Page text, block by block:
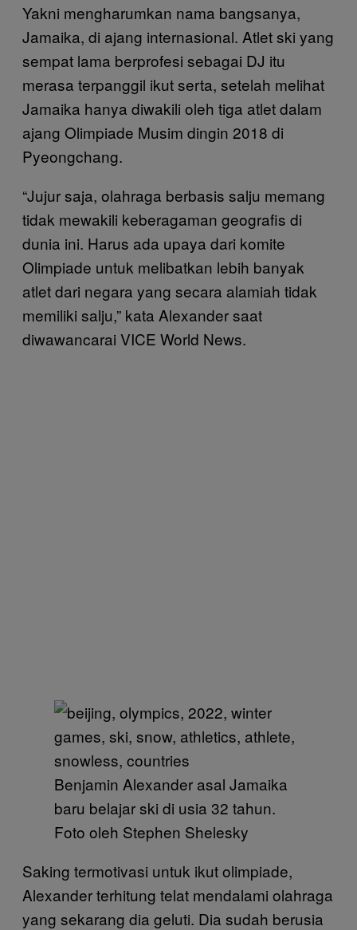
Yakni mengharumkan nama bangsanya,
Jamaika, di ajang internasional. Atlet ski yang
sempat lama berprofesi sebagai DJ itu
merasa terpanggil ikut serta, setelah melihat
Jamaika hanya diwakili oleh tiga atlet dalam
ajang Olimpiade Musim dingin 2018 di
Pyeongchang.
“Jujur saja, olahraga berbasis salju memang
tidak mewakili keberagaman geografis di
dunia ini. Harus ada upaya dari komite
Olimpiade untuk melibatkan lebih banyak
atlet dari negara yang secara alamiah tidak
memiliki salju,” kata Alexander saat
diwawancarai VICE World News.
Benjamin Alexander asal Jamaika
baru belajar ski di usia 32 tahun.
Foto oleh Stephen Shelesky
Saking termotivasi untuk ikut olimpiade,
Alexander terhitung telat mendalami olahraga
yang sekarang dia geluti. Dia sudah berusia